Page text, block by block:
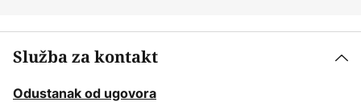
Služba za kontakt
Odustanak od ugovora